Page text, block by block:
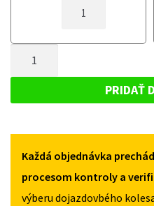
DOJAZDOVÉ
MERCEDES
C218
2012
MERCEDES
OD
2012
125/70R19
PRIDAŤ
Každá objednávka
procesom kontroly a
výberu dojazdovbého